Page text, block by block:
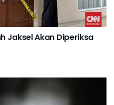
Jaksel Akan Diperiksa